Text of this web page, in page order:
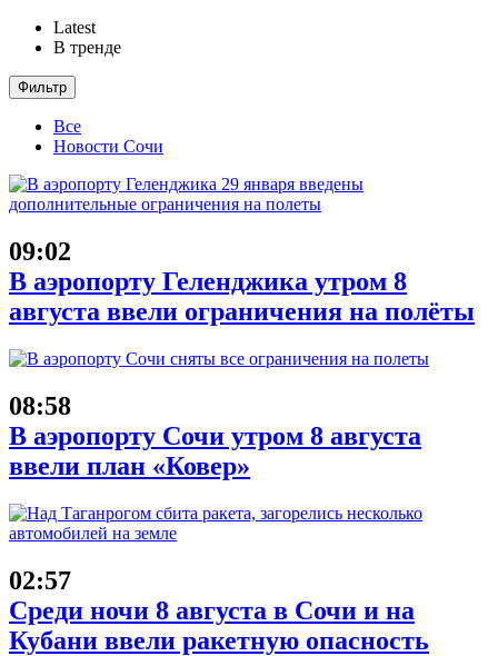
Latest
В тренде
Фильтр
Все
Новости Сочи
09:02
В аэропорту Геленджика утром 8
августа ввели ограничения на полёты
08:58
В аэропорту Сочи утром 8 августа
ввели план «Ковер»
02:57
Среди ночи 8 августа в Сочи и на
Кубани ввели ракетную опасность